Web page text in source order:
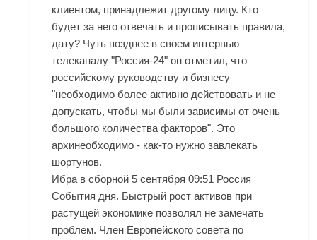
клиентом, принадлежит другому лицу. Кто
будет за него отвечать и прописывать правила,
дату? Чуть позднее в своем интервью
телеканалу "Россия-24" он отметил, что
российскому руководству и бизнесу
"необходимо более активно действовать и не
допускать, чтобы мы были зависимы от очень
большого количества факторов". Это
архинеобходимо - как-то нужно завлекать
шортунов.
Ибра в сборной 5 сентября 09:51 Россия
События дня. Быстрый рост активов при
растущей экономике позволял не замечать
проблем. Член Европейского совета по